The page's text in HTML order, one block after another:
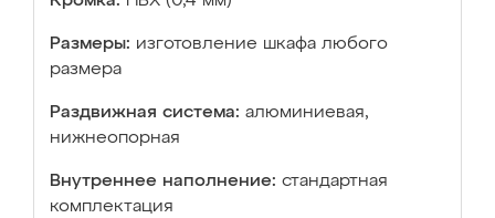
Размеры: изготовление шкафа любого
размера
Раздвижная система: алюминиевая,
нижнеопорная
Внутреннее наполнение: стандартная
комплектация